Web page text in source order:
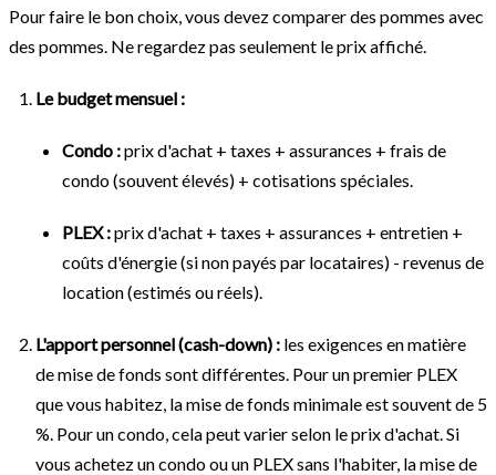
Pour faire le bon choix, vous devez comparer des pommes avec
des pommes. Ne regardez pas seulement le prix affiché.
Le budget mensuel :
Condo :prix d'achat + taxes + assurances + frais de
condo (souvent élevés) + cotisations spéciales.
PLEX :prix d'achat + taxes + assurances + entretien +
coûts d'énergie (si non payés par locataires) - revenus de
location (estimés ou réels).
L'apport personnel (cash-down) : les exigences en matière
de mise de fonds sont différentes. Pour un premier PLEX
que vous habitez, la mise de fonds minimale est souvent de 5
%. Pour un condo, cela peut varier selon le prix d'achat. Si
vous achetez un condo ou un PLEX sans l'habiter, la mise de